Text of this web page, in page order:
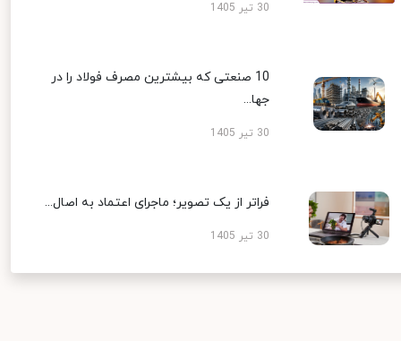
30 تیر 1405
10 صنعتی که بیشترین مصرف فولاد را در
جها...
30 تیر 1405
فراتر از یک تصویر؛ ماجرای اعتماد به اصال...
30 تیر 1405